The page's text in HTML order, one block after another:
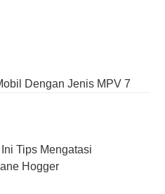
Dengan Jenis MPV 7
Tips Mengatasi
Hogger